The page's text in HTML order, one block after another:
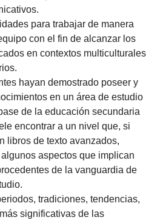
para trabajar de manera
con el fin de alcanzar los
en contextos multiculturales
hayan demostrado poseer y
en un área de estudio
de la educación secundaria
encontrar a un nivel que, si
libros de texto avanzados,
aspectos que implican
de la vanguardia de
tradiciones, tendencias,
significativas de las